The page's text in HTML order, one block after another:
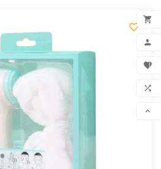





 FILTER